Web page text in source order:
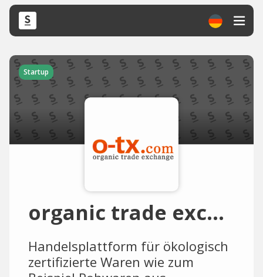
Startup
organic trade exchange
Handelsplattform für ökologisch
zertifizierte Waren wie zum